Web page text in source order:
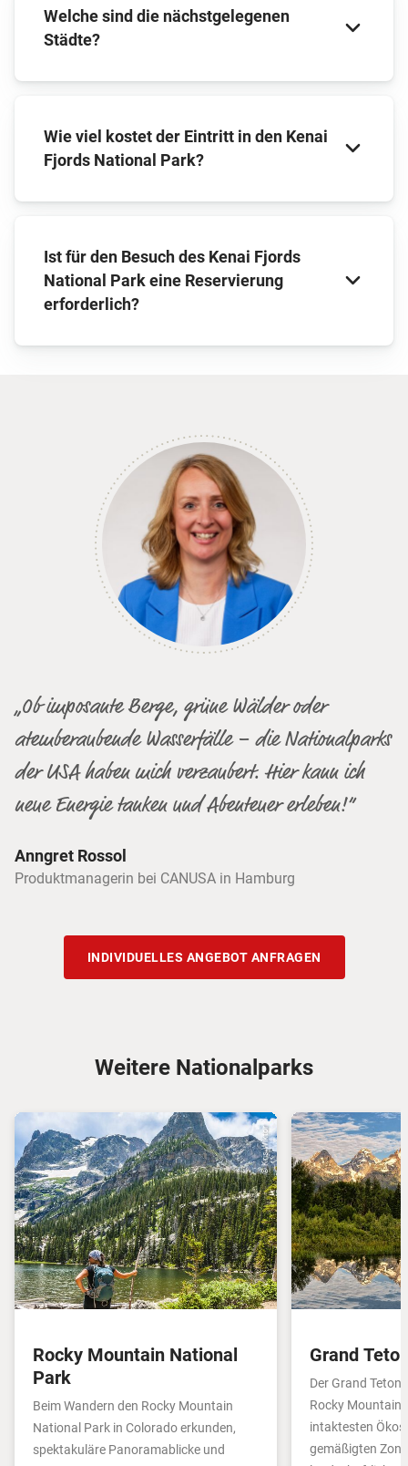
Welche sind die nächstgelegenen
Städte?
Homer, das nördlich gelegene Whittierund
Seward am nordöstlichen Rand des Parks.
Wie viel kostet der Eintritt in den Kenai
Fjords National Park?
Ist für den Besuch des Kenai Fjords
National Park eine Reservierung
erforderlich?
„Ob imposante Berge, grüne Wälder oder
atemberaubende Wasserfälle – die Nationalparks
der USA haben mich verzaubert. Hier kann ich
neue Energie tanken und Abenteuer erleben!“
Anngret Rossol
Produktmanagerin bei CANUSA in Hamburg
INDIVIDUELLES ANGEBOT ANFRAGEN
Weitere Nationalparks
© Kris Wiktor
Rocky Mountain National
Park
Beim Wandern den Rocky Mountain
National Park in Colorado erkunden,
spektakuläre Panoramablicke und
Grand
Der Grand Teton
Rocky
intaktesten
gemäßigten